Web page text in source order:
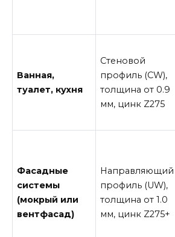
Ванная,
туалет, кухня
Стеновой
профиль (CW),
толщина от 0.9
мм, цинк Z275
Фасадные
системы
(мокрый или
вентфасад)
Направляющий
профиль (UW),
толщина от 1.0
мм, цинк Z275+